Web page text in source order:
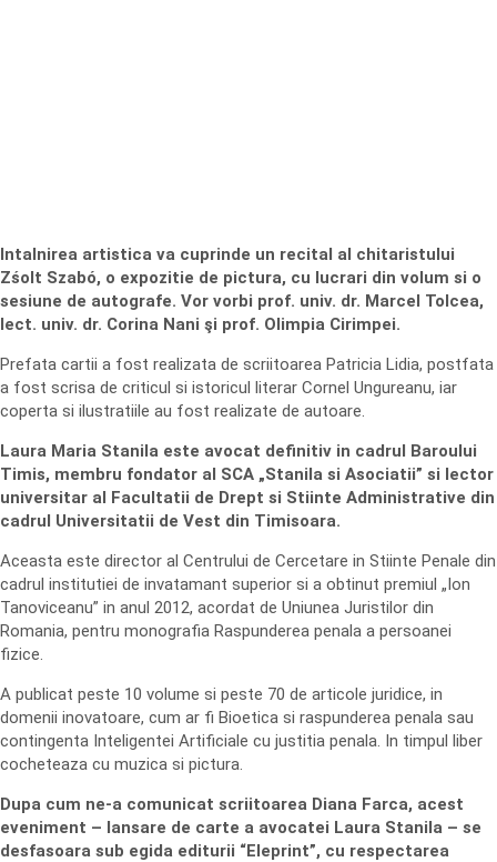
Intalnirea artistica va cuprinde un recital al chitaristului
Zśolt Szabó, o expozitie de pictura, cu lucrari din volum si o
sesiune de autografe. Vor vorbi prof. univ. dr. Marcel Tolcea,
lect. univ. dr. Corina Nani şi prof. Olimpia Cirimpei.
Prefata cartii a fost realizata de scriitoarea Patricia Lidia, postfata
a fost scrisa de criticul si istoricul literar Cornel Ungureanu, iar
coperta si ilustratiile au fost realizate de autoare.
Laura Maria Stanila este avocat definitiv in cadrul Baroului
Timis, membru fondator al SCA „Stanila si Asociatii” si lector
universitar al Facultatii de Drept si Stiinte Administrative din
cadrul Universitatii de Vest din Timisoara.
Aceasta este director al Centrului de Cercetare in Stiinte Penale din
cadrul institutiei de invatamant superior si a obtinut premiul „Ion
Tanoviceanu” in anul 2012, acordat de Uniunea Juristilor din
Romania, pentru monografia Raspunderea penala a persoanei
fizice.
A publicat peste 10 volume si peste 70 de articole juridice, in
domenii inovatoare, cum ar fi Bioetica si raspunderea penala sau
contingenta Inteligentei Artificiale cu justitia penala. In timpul liber
cocheteaza cu muzica si pictura.
Dupa cum ne-a comunicat scriitoarea Diana Farca, acest
eveniment – lansare de carte a avocatei Laura Stanila – se
desfasoara sub egida editurii “Eleprint”, cu respectarea